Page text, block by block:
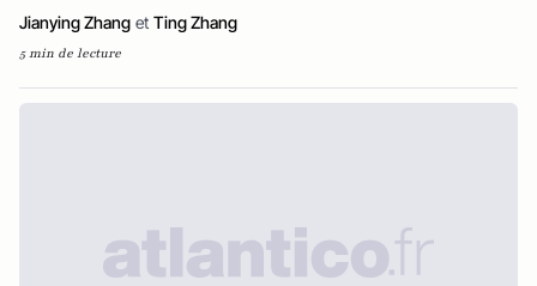
Jianying Zhang et Ting Zhang
5 min de lecture